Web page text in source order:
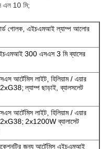
এল 10 মি;
গোলক, এইচএমআই ল্যাম্প আলোর
এইচএমআই 300 এসএস 3 মি ব্যাসের
আর্টেমিস লাইট, হিলিয়াম / এয়ার
2xG38; ল্যাম্প ছাড়াই, ব্যালসলেট
আর্টেমিস লাইট, হিলিয়াম / এয়ার
2xG38; 2x1200W ব্যালাসেট
জন্য আর্টেমিস এইচএমআই